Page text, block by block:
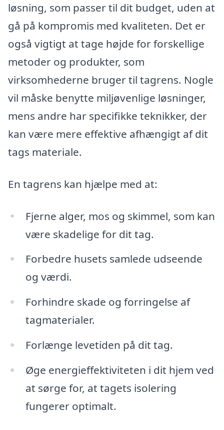
løsning, som passer til dit budget, uden at
gå på kompromis med kvaliteten. Det er
også vigtigt at tage højde for forskellige
metoder og produkter, som
virksomhederne bruger til tagrens. Nogle
vil måske benytte miljøvenlige løsninger,
mens andre har specifikke teknikker, der
kan være mere effektive afhængigt af dit
tags materiale.
En tagrens kan hjælpe med at:
Fjerne alger, mos og skimmel, som kan
være skadelige for dit tag.
Forbedre husets samlede udseende
og værdi.
Forhindre skade og forringelse af
tagmaterialer.
Forlænge levetiden på dit tag.
Øge energieffektiviteten i dit hjem ved
at sørge for, at tagets isolering
fungerer optimalt.